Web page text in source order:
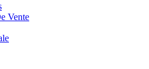
Vente